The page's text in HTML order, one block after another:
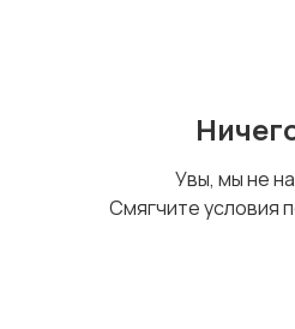
Увы, мы не
Смягчите условия